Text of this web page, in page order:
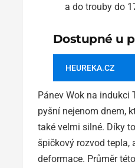
a do trouby do
Dostupné u
HEUREKA.CZ
Pánev Wok na indukci
pyšní nejenom dnem,
také velmi silné. Díky
špičkový rozvod tepla,
deformace. Průměr